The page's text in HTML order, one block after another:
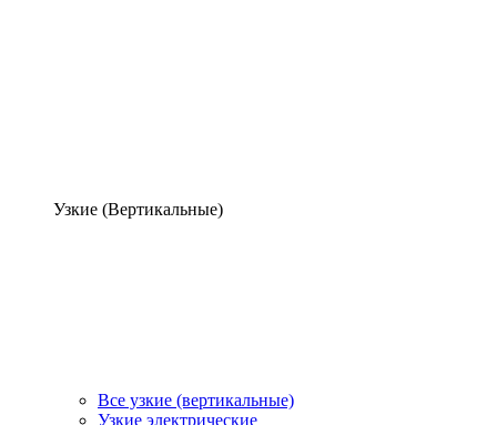
Узкие (Вертикальные)
Все узкие (вертикальные)
Узкие электрические